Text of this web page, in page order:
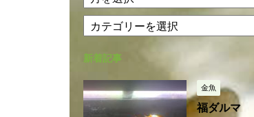
ー
イ
テ
リ
ー
新着記事
金魚
福ダルマ